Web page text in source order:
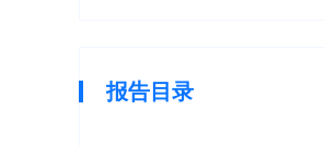
报告目录